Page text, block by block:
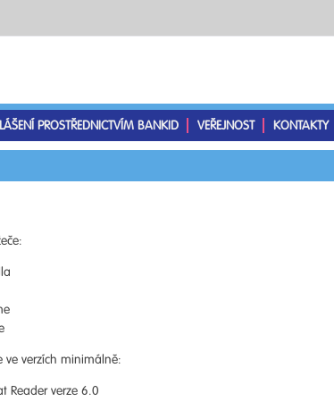
PROSTŘEDNICTVÍM BANKID VEŘEJNOST KONTAKTY
ve verzích minimálně:
Reader verze 6.0